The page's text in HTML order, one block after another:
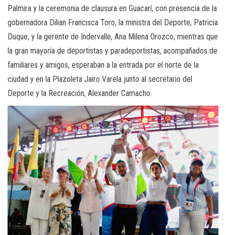
Palmira y la ceremonia de clausura en Guacarí, con presencia de la
gobernadora Dilian Francisca Toro, la ministra del Deporte, Patricia
Duque, y la gerente de Indervalle, Ana Milena Orozco; mientras que
la gran mayoría de deportistas y paradeportistas, acompañados de
familiares y amigos, esperaban a la entrada por el norte de la
ciudad y en la Plazoleta Jairo Varela junto al secretario del
Deporte y la Recreación, Alexander Camacho.